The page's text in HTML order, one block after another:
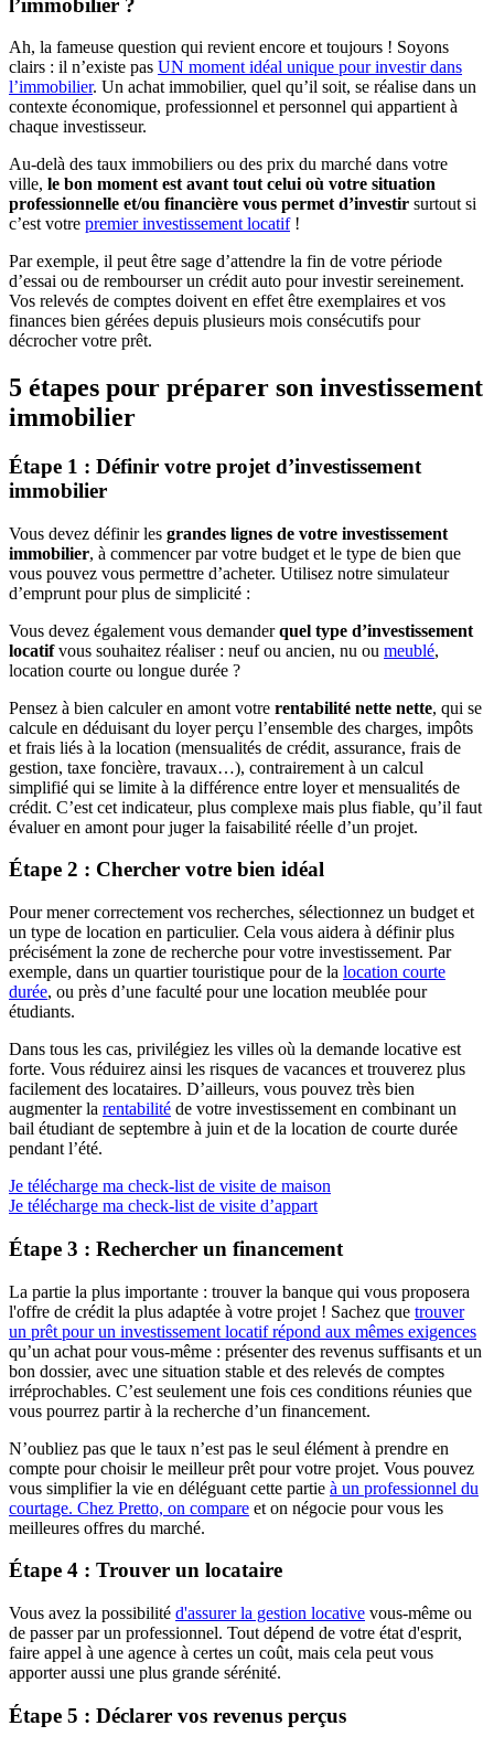
Ah, la fameuse question qui revient encore et toujours ! Soyons
clairs : il n’existe pas UN moment idéal unique pour investir dans
l’immobilier. Un achat immobilier, quel qu’il soit, se réalise dans un
contexte économique, professionnel et personnel qui appartient à
chaque investisseur.
Au-delà des taux immobiliers ou des prix du marché dans votre
ville, le bon moment est avant tout celui où votre situation
professionnelle et/ou financière vous permet d’investir surtout si
c’est votre premier investissement locatif!
Par exemple, il peut être sage d’attendre la fin de votre période
d’essai ou de rembourser un crédit auto pour investir sereinement.
Vos relevés de comptes doivent en effet être exemplaires et vos
finances bien gérées depuis plusieurs mois consécutifs pour
décrocher votre prêt.
5 étapes pour préparer son investissement
immobilier
Étape 1 : Définir votre projet d’investissement
immobilier
Vous devez définir les grandes lignes de votre investissement
immobilier, à commencer par votre budget et le type de bien que
vous pouvez vous permettre d’acheter. Utilisez notre simulateur
d’emprunt pour plus de simplicité :
Vous devez également vous demanderquel type d’investissement
locatifvous souhaitez réaliser : neuf ou ancien, nu ou meublé,
location courte ou longue durée ?
Pensez à bien calculer en amont votre rentabilité nette nette, qui se
calcule en déduisant du loyer perçu l’ensemble des charges, impôts
et frais liés à la location (mensualités de crédit, assurance, frais de
gestion, taxe foncière, travaux…), contrairement à un calcul
simplifié qui se limite à la différence entre loyer et mensualités de
crédit. C’est cet indicateur, plus complexe mais plus fiable, qu’il faut
évaluer en amont pour juger la faisabilité réelle d’un projet.
Étape 2 : Chercher votre bien idéal
Pour mener correctement vos recherches, sélectionnez un budget et
un type de location en particulier. Cela vous aidera à définir plus
précisément la zone de recherche pour votre investissement. Par
exemple, dans un quartier touristique pour de la location courte
durée, ou près d’une faculté pour une location meublée pour
étudiants.
Dans tous les cas, privilégiez les villes où la demande locative est
forte. Vous réduirez ainsi les risques de vacances et trouverez plus
facilement des locataires. D’ailleurs, vous pouvez très bien
augmenter la rentabilité de votre investissement en combinant un
bail étudiant de septembre à juin et de la location de courte durée
pendant l’été.
Je télécharge ma check-list de visite de maison
Je télécharge ma check-list de visite d’appart
Étape 3 : Rechercher un financement
La partie la plus importante : trouver la banque qui vous proposera
l'offre de crédit la plus adaptée à votre projet ! Sachez que trouver
un prêt pour un investissement locatif répond aux mêmes exigences
qu’un achat pour vous-même : présenter des revenus suffisants et un
bon dossier, avec une situation stable et des relevés de comptes
irréprochables. C’est seulement une fois ces conditions réunies que
vous pourrez partir à la recherche d’un financement.
N’oubliez pas que le taux n’est pas le seul élément à prendre en
compte pour choisir le meilleur prêt pour votre projet. Vous pouvez
vous simplifier la vie en déléguant cette partie à un professionnel du
courtage. Chez Pretto, on compare et on négocie pour vous les
meilleures offres du marché.
Étape 4 : Trouver un locataire
Vous avez la possibilité d'assurer la gestion locative vous-même ou
de passer par un professionnel. Tout dépend de votre état d'esprit,
faire appel à une agence à certes un coût, mais cela peut vous
apporter aussi une plus grande sérénité.
Étape 5 : Déclarer vos revenus perçus